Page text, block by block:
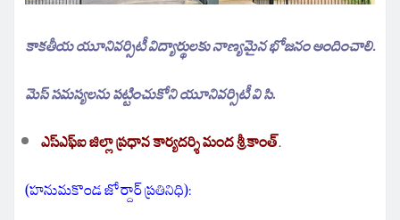
కాకతీయ యూనివర్సిటీ విద్యార్థులకు నాణ్యమైన భోజనం అందించాలి.
మెస్ సమస్యలను పట్టించుకోని యూనివర్సిటీ వి సి.
ఎస్ఎఫ్ఐ జిల్లా ప్రధాన కార్యదర్శి మంద శ్రీకాంత్.
(హనుమకొండ జోర్దార్ ప్రతినిధి):